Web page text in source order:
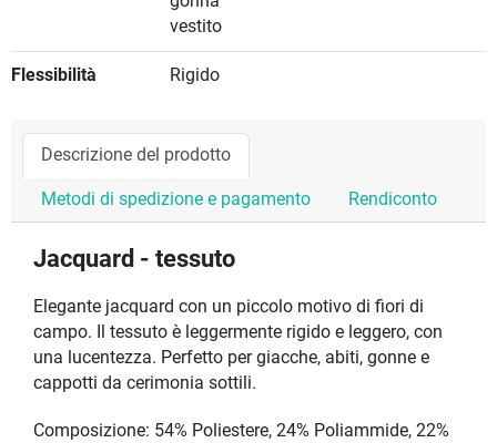
vestito
Flessibilità Rigido
Descrizione del prodotto
Metodi di spedizione e pagamento Rendiconto
Jacquard - tessuto
Elegante jacquard con un piccolo motivo di fiori di
campo. Il tessuto è leggermente rigido e leggero, con
una lucentezza. Perfetto per giacche, abiti, gonne e
cappotti da cerimonia sottili.
Composizione: 54% Poliestere, 24% Poliammide, 22%